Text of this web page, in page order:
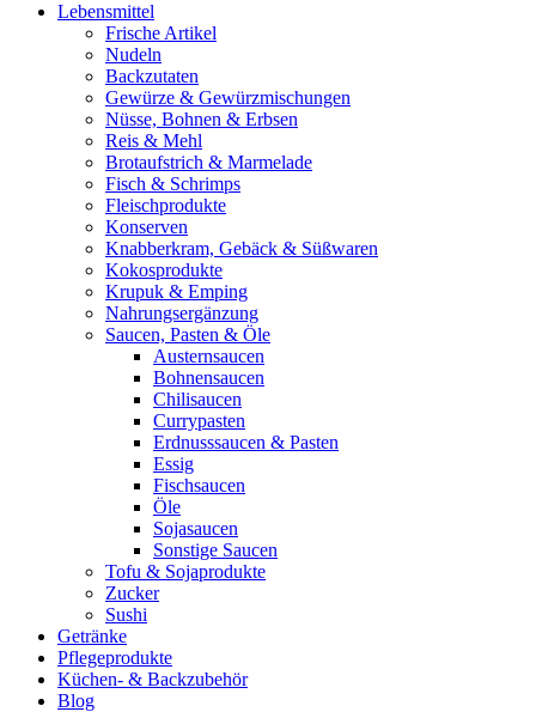
Lebensmittel
Frische Artikel
Nudeln
Backzutaten
Gewürze & Gewürzmischungen
Nüsse, Bohnen & Erbsen
Reis & Mehl
Brotaufstrich & Marmelade
Fisch & Schrimps
Fleischprodukte
Konserven
Knabberkram, Gebäck & Süßwaren
Kokosprodukte
Krupuk & Emping
Nahrungsergänzung
Saucen, Pasten & Öle
Austernsaucen
Bohnensaucen
Chilisaucen
Currypasten
Erdnusssaucen & Pasten
Essig
Fischsaucen
Öle
Sojasaucen
Sonstige Saucen
Tofu & Sojaprodukte
Zucker
Sushi
Getränke
Pflegeprodukte
Küchen- & Backzubehör
Blog